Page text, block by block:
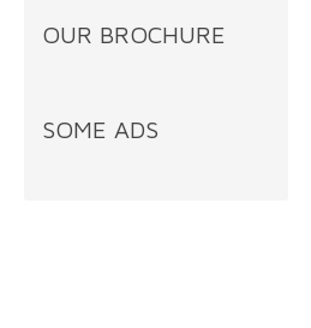
OUR BROCHURE
SOME ADS